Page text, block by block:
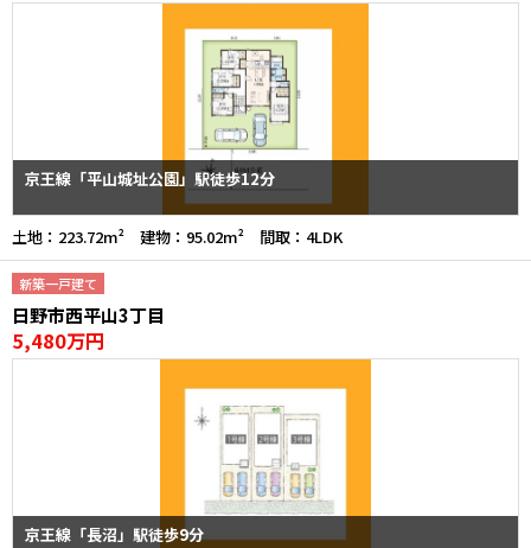
京王線「平山城址公園」駅徒歩12分
土地：223.72m² 建物：95.02m² 間取：4LDK
新築一戸建て
日野市西平山3丁目
5,480万円
京王線「長沼」駅徒歩9分